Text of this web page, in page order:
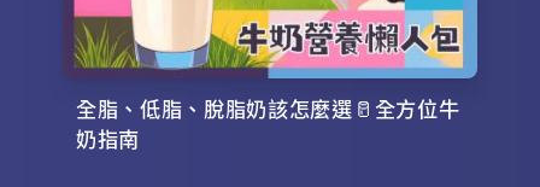
全脂、低脂、脫脂奶該怎麼選🥛全方位牛
奶指南